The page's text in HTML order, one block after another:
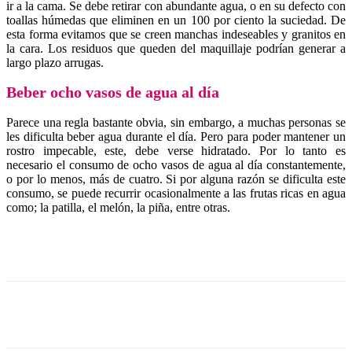
ir a la cama. Se debe retirar con abundante agua, o en su defecto con
toallas húmedas que eliminen en un 100 por ciento la suciedad. De
esta forma evitamos que se creen manchas indeseables y granitos en
la cara. Los residuos que queden del maquillaje podrían generar a
largo plazo arrugas.
Beber ocho vasos de agua al día
Parece una regla bastante obvia, sin embargo, a muchas personas se
les dificulta beber agua durante el día. Pero para poder mantener un
rostro impecable, este, debe verse hidratado. Por lo tanto es
necesario el consumo de ocho vasos de agua al día constantemente,
o por lo menos, más de cuatro. Si por alguna razón se dificulta este
consumo, se puede recurrir ocasionalmente a las frutas ricas en agua
como; la patilla, el melón, la piña, entre otras.